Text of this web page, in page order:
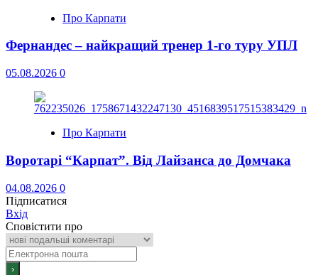
Про Карпати
Фернандес – найкращий тренер 1-го туру УПЛ
05.08.2026 0
Про Карпати
Воротарі “Карпат”. Від Лайзанса до Домчака
04.08.2026 0
Підписатися
Вхід
Сповістити про